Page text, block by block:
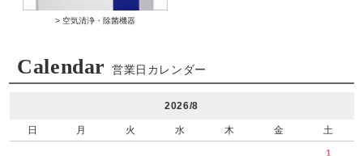
> 空気清浄・除菌機器
Calendar 営業日カレンダー
2026/8
日 月 火 水 木 金 土